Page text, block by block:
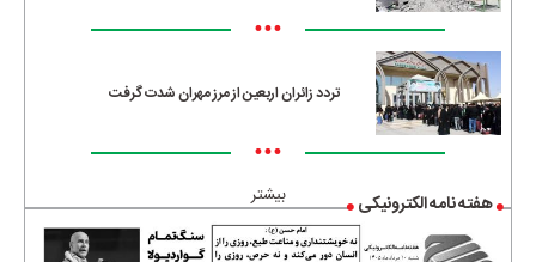
•••
تردد زائران اربعین از مرز مهران شدت گرفت
•••
بیشتر هفته نامه الکترونیکی